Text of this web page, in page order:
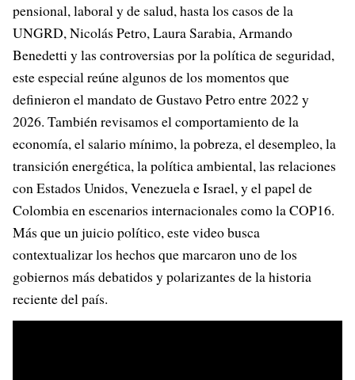
pensional, laboral y de salud, hasta los casos de la
UNGRD, Nicolás Petro, Laura Sarabia, Armando
Benedetti y las controversias por la política de seguridad,
este especial reúne algunos de los momentos que
definieron el mandato de Gustavo Petro entre 2022 y
2026. También revisamos el comportamiento de la
economía, el salario mínimo, la pobreza, el desempleo, la
transición energética, la política ambiental, las relaciones
con Estados Unidos, Venezuela e Israel, y el papel de
Colombia en escenarios internacionales como la COP16.
Más que un juicio político, este video busca
contextualizar los hechos que marcaron uno de los
gobiernos más debatidos y polarizantes de la historia
reciente del país.